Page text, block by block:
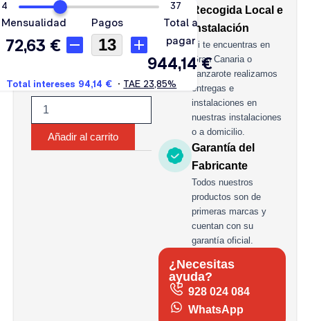
Añadir al carrito
Recogida Local e
Instalación
Si te encuentras en
Gran Canaria o
Lanzarote realizamos
entregas e
instalaciones en
nuestras instalaciones
o a domicilio.
Garantía del
Fabricante
Todos nuestros
productos son de
primeras marcas y
cuentan con su
garantía oficial.
¿Necesitas
ayuda?
928 024 084
WhatsApp